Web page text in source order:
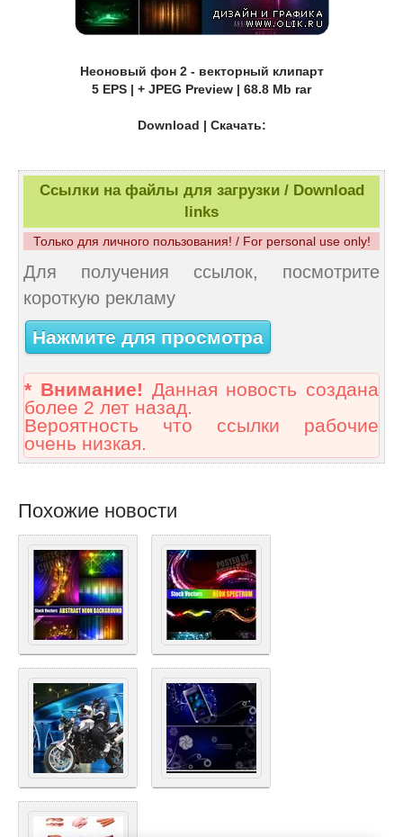
Неоновый фон 2 - векторный клипарт
5 EPS | + JPEG Preview | 68.8 Mb rar
Download | Скачать:
Ссылки на файлы для загрузки / Download
links
Только для личного пользования! / For personal use only!
Для получения ссылок, посмотрите
короткую рекламу
Нажмите для просмотра
* Внимание! Данная новость создана
более 2 лет назад.
Вероятность что ссылки рабочие
очень низкая.
Похожие новости